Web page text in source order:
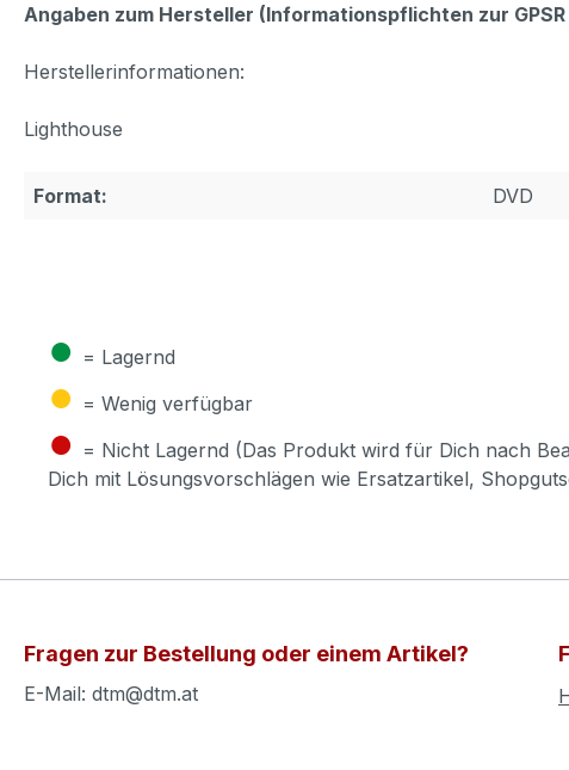
Angaben zum Hersteller (Informationspflichten zur
Herstellerinformationen:
Lighthouse
Format: DVD
● = Lagernd
● = Wenig verfügbar
● = Nicht Lagernd (Das Produkt wird für Dich nach
Dich mit Lösungsvorschlägen wie Ersatzartikel,
Fragen zur Bestellung oder einem Artikel?
E-Mail: dtm@dtm.at